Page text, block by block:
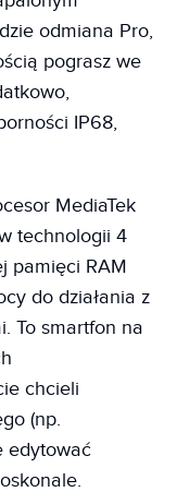
odmiana Pro,
pograsz we
IP68,
MediaTek
technologii 4
pamięci RAM
do działania z
To smartfon na
chcieli
(np.
edytować